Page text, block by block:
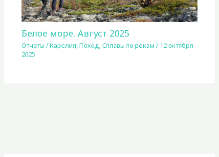
Белое море. Август 2025
Отчеты /Карелия ,Поход ,Сплавы по рекам / 12 октября
2025